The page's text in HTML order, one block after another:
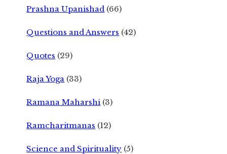
Prashna Upanishad (66)
Questions and Answers (42)
Quotes (29)
Raja Yoga (33)
Ramana Maharshi (3)
Ramcharitmanas (12)
Science and Spirituality (5)